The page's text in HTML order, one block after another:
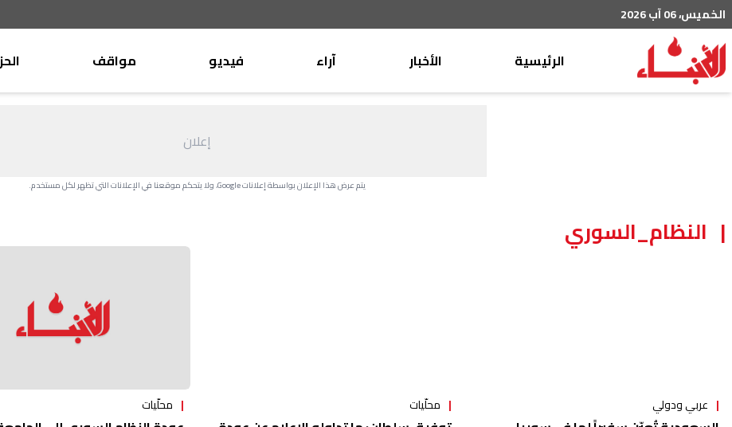
الخميس، 06 آب 2026
الرئيسية
الأخبار
آراء
منبر
فيديو مواقف
إعلان
يتم عرض هذا الإعلان بواسطة إعلانات Google، ولا يتحكم موقعنا في الإعلانات التي تظهر لكل مستخدم.
النظام_السوري
عربي ودولي محلّيات محلّيات